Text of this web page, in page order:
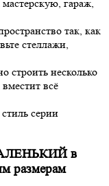
гараж,
так, как
стеллажи,
строить несколько
всё
серии
в
размерам